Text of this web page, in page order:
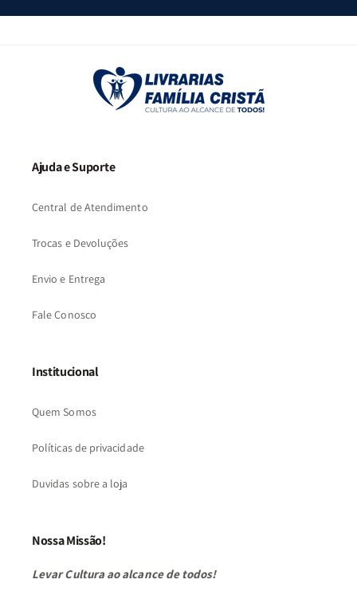
Ajuda e Suporte
Central de Atendimento
Trocas e Devoluções
Envio e Entrega
Fale Conosco
Institucional
Quem Somos
Políticas de privacidade
Duvidas sobre a loja
Nossa Missão!
Levar Cultura ao alcance de todos!